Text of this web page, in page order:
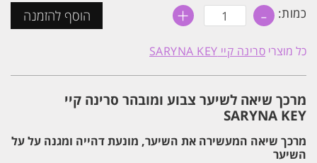
כמות: - כמות
של
שיאה
לשיער
ומובהר
קיי
SARYNA
KEY
500ML
+ הוסף להזמנה
כל מוצרי סרינה קיי SARYNA KEY
מרכך שיאה לשיער צבוע ומובהר סרינה קיי
SARYNA KEY
מרכך שיאה המעשירה את השיער, מונעת דהייה ומגנה על על
השיער